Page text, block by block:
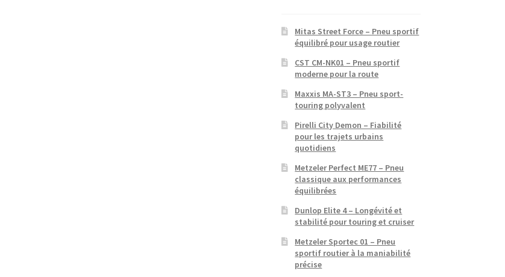
Mitas Street Force – Pneu sportif
équilibré pour usage routier
CST CM-NK01 – Pneu sportif
moderne pour la route
Maxxis MA-ST3 – Pneu sport-
touring polyvalent
Pirelli City Demon – Fiabilité
pour les trajets urbains
quotidiens
Metzeler Perfect ME77 – Pneu
classique aux performances
équilibrées
Dunlop Elite 4 – Longévité et
stabilité pour touring et cruiser
Metzeler Sportec 01 – Pneu
sportif routier à la maniabilité
précise